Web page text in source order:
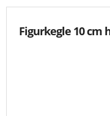
Figurkegle 10 cm